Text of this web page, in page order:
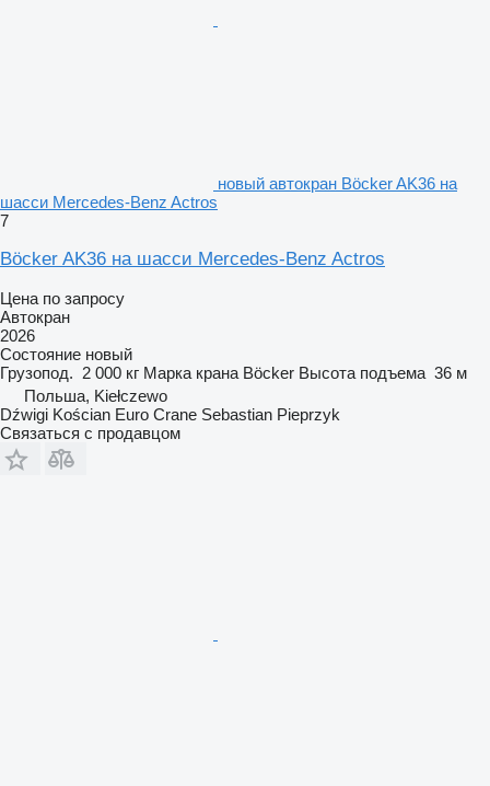
новый автокран Böcker AK36 на
шасси Mercedes-Benz Actros
7
Böcker AK36 на шасси Mercedes-Benz Actros
Цена по запросу
Автокран
2026
Состояние новый
Грузопод. 2 000 кг Марка крана Böcker Высота подъема 36 м
Польша, Kiełczewo
Dźwigi Kościan Euro Crane Sebastian Pieprzyk
Связаться с продавцом